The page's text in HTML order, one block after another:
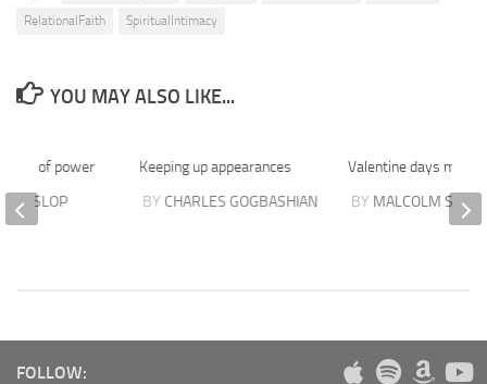
RelationalFaith
SpiritualIntimacy
YOU MAY ALSO LIKE...
Keeping up appearances
BY CHARLES GOGBASHIAN
Valentine days
BY MALCOLM
of power
HASLOP
FOLLOW: